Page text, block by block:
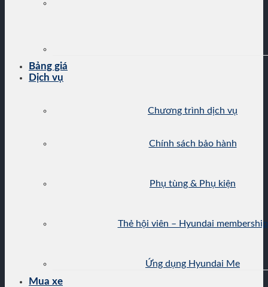
Bảng giá
Dịch vụ
Chương trình dịch vụ
Chính sách bảo hành
Phụ tùng & Phụ kiện
Thẻ hội viên – Hyundai membership
Ứng dụng Hyundai Me
Mua xe